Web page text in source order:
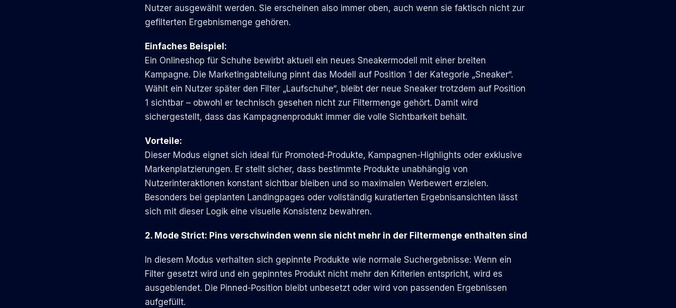
Nutzer ausgewählt werden. Sie erscheinen also immer oben, auch wenn sie faktisch nicht zur
gefilterten Ergebnismenge gehören.
Einfaches Beispiel:
Ein Onlineshop für Schuhe bewirbt aktuell ein neues Sneakermodell mit einer breiten
Kampagne. Die Marketingabteilung pinnt das Modell auf Position 1 der Kategorie „Sneaker“.
Wählt ein Nutzer später den Filter „Laufschuhe“, bleibt der neue Sneaker trotzdem auf Position
1 sichtbar – obwohl er technisch gesehen nicht zur Filtermenge gehört. Damit wird
sichergestellt, dass das Kampagnenprodukt immer die volle Sichtbarkeit behält.
Vorteile:
Dieser Modus eignet sich ideal für Promoted-Produkte, Kampagnen-Highlights oder exklusive
Markenplatzierungen. Er stellt sicher, dass bestimmte Produkte unabhängig von
Nutzerinteraktionen konstant sichtbar bleiben und so maximalen Werbewert erzielen.
Besonders bei geplanten Landingpages oder vollständig kuratierten Ergebnisansichten lässt
sich mit dieser Logik eine visuelle Konsistenz bewahren.
2. Mode Strict: Pins verschwinden wenn sie nicht mehr in der Filtermenge enthalten sind
In diesem Modus verhalten sich gepinnte Produkte wie normale Suchergebnisse: Wenn ein
Filter gesetzt wird und ein gepinntes Produkt nicht mehr den Kriterien entspricht, wird es
ausgeblendet. Die Pinned-Position bleibt unbesetzt oder wird von passenden Ergebnissen
aufgefüllt.